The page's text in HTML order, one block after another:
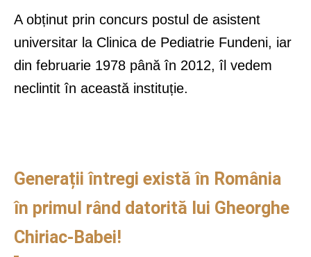
A obținut prin concurs postul de asistent
universitar la Clinica de Pediatrie Fundeni, iar
din februarie 1978 până în 2012, îl vedem
neclintit în această instituție.
Generații întregi există în România
în primul rând datorită lui Gheorghe
Chiriac-Babei!